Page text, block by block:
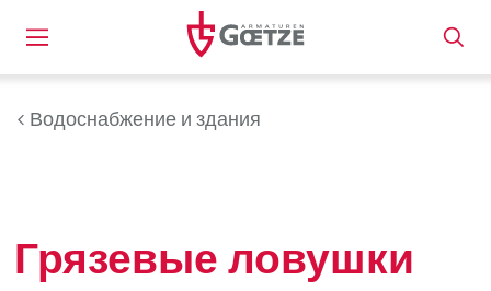
Водоснабжение и здания
Грязевые ловушки